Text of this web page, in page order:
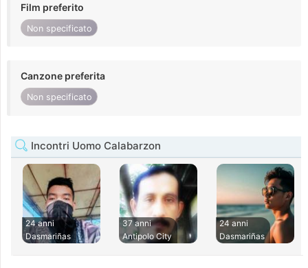
Film preferito
Non specificato
Canzone preferita
Non specificato
Incontri Uomo Calabarzon
24 anni
Dasmariñas
37 anni
Antipolo City
24 anni
Dasmariñas